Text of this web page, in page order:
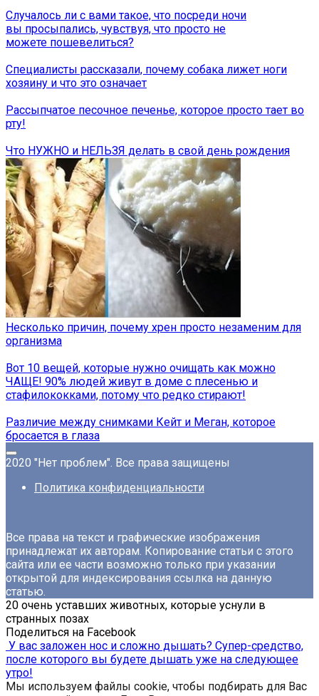
Случалось ли с вами такое, что посреди ночи
вы просыпались, чувствуя, что просто не
можете пошевелиться?
Специалисты рассказали, почему собака лижет ноги
хозяину и что это означает
Рассыпчатое песочное печенье, которое просто тает во
рту!
Что НУЖНО и НЕЛЬЗЯ делать в свой день рождения
Несколько причин, почему хрен просто незаменим для
организма
Вот 10 вещей, которые нужно очищать как можно
ЧАЩЕ! 90% людей живут в доме с плесенью и
стафилококками, потому что редко стирают!
Различие между снимками Кейт и Меган, которое
бросается в глаза
2020 "Нет проблем". Все права защищены
Политика конфиденциальности
Все права на текст и графические изображения
принадлежат их авторам. Копирование статьи с этого
сайта или ее части возможно только при указании
открытой для индексирования ссылка на данную
статью.
20 очень уставших животных, которые уснули в
странных позах
Поделиться на Facebook
У вас заложен нос и сложно дышать? Супер-средство,
после которого вы будете дышать уже на следующее
утро!
Мы используем файлы cookie, чтобы подбирать для Вас